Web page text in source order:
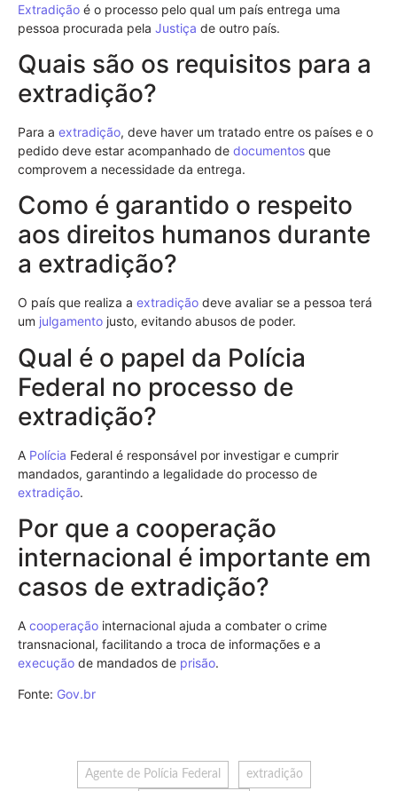
Extradição é o processo pelo qual um país entrega uma
pessoa procurada pela Justiça de outro país.
Quais são os requisitos para a
extradição?
Para a extradição, deve haver um tratado entre os países e o
pedido deve estar acompanhado de documentos que
comprovem a necessidade da entrega.
Como é garantido o respeito
aos direitos humanos durante
a extradição?
O país que realiza a extradição deve avaliar se a pessoa terá
um julgamento justo, evitando abusos de poder.
Qual é o papel da Polícia
Federal no processo de
extradição?
A Polícia Federal é responsável por investigar e cumprir
mandados, garantindo a legalidade do processo de
extradição.
Por que a cooperação
internacional é importante em
casos de extradição?
A cooperação internacional ajuda a combater o crime
transnacional, facilitando a troca de informações e a
execução de mandados de prisão.
Fonte: Gov.br
Agente de Polícia Federal extradição